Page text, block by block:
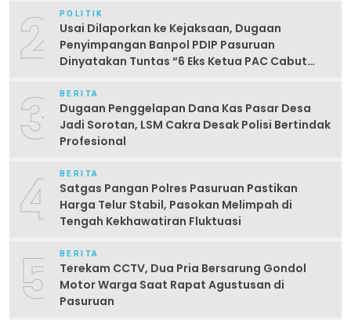
2 POLITIK
Usai Dilaporkan ke Kejaksaan, Dugaan
Penyimpangan Banpol PDIP Pasuruan
Dinyatakan Tuntas “6 Eks Ketua PAC Cabut
3 BERITA
Dugaan Penggelapan Dana Kas Pasar Desa
Jadi Sorotan, LSM Cakra Desak Polisi Bertindak
Profesional
4 BERITA
Satgas Pangan Polres Pasuruan Pastikan
Harga Telur Stabil, Pasokan Melimpah di
Tengah Kekhawatiran Fluktuasi
5 BERITA
Terekam CCTV, Dua Pria Bersarung Gondol
Motor Warga Saat Rapat Agustusan di
Pasuruan